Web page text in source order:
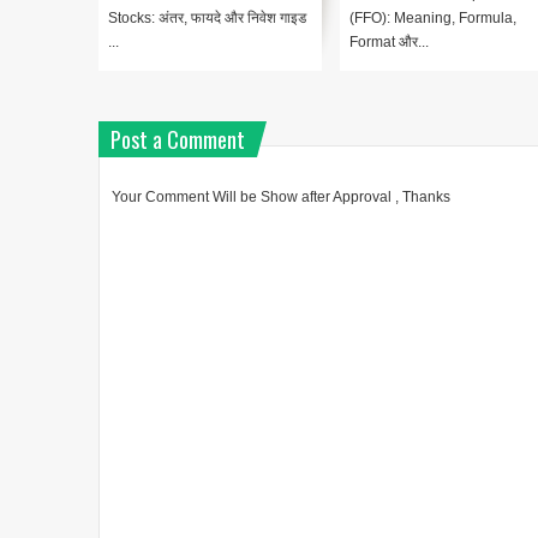
Accounting Complete Guide In
House (ACH) क्या है? Lesson
1:...
Post a Comment
Your Comment Will be Show after Approval , Thanks